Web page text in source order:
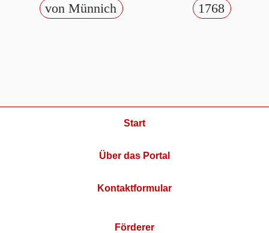
von Münnich 1768
Start
Über das Portal
Kontaktformular
Förderer